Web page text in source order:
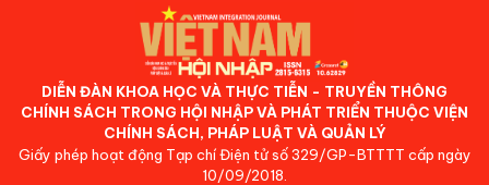
DIỄN ĐÀN KHOA HỌC VÀ THỰC TIỄN - TRUYỀN THÔNG
CHÍNH SÁCH TRONG HỘI NHẬP VÀ PHÁT TRIỂN THUỘC VIỆN
CHÍNH SÁCH, PHÁP LUẬT VÀ QUẢN LÝ
Giấy phép hoạt động Tạp chí Điện tử số 329/GP-BTTTT cấp ngày
10/09/2018.